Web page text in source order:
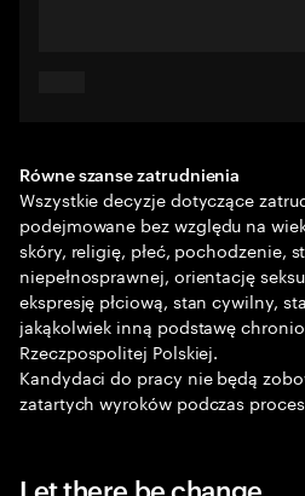
Równe szanse zatrudnienia
Wszystkie decyzje dotyczące
podejmowane bez względu na
skóry, religię, płeć, pochodzenie,
niepełnosprawnej, orientację
ekspresję płciową, stan cywilny,
jakąkolwiek inną podstawę
Rzeczpospolitej Polskiej.
Kandydaci do pracy nie będą
zatartych wyroków podczas
Let there be change